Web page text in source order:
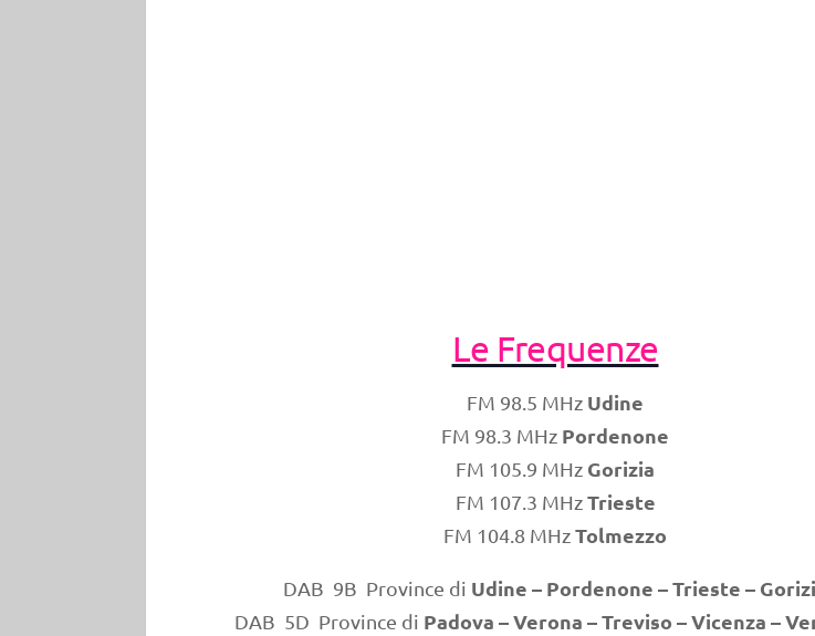
Le Frequenze
FM 98.5 MHz Udine
FM 98.3 MHz Pordenone
FM 105.9 MHz Gorizia
FM 107.3 MHzTrieste
FM 104.8 MHzTolmezzo
DAB 9B Province di Udine – Pordenone – Trieste –
DAB 5D Province di Padova – Verona –Treviso –Vicenza –